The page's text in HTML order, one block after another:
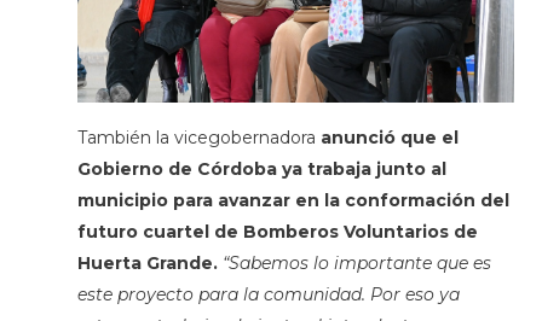
También la vicegobernadora anunció que el
Gobierno de Córdoba ya trabaja junto al
municipio para avanzar en la conformación del
futuro cuartel de Bomberos Voluntarios de
Huerta Grande. “Sabemos lo importante que es
este proyecto para la comunidad. Por eso ya